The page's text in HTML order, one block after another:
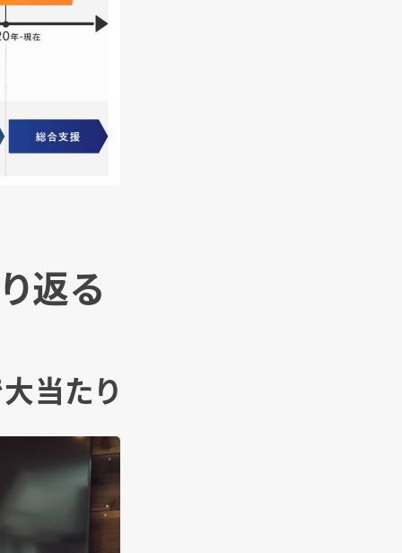
返る
当たり